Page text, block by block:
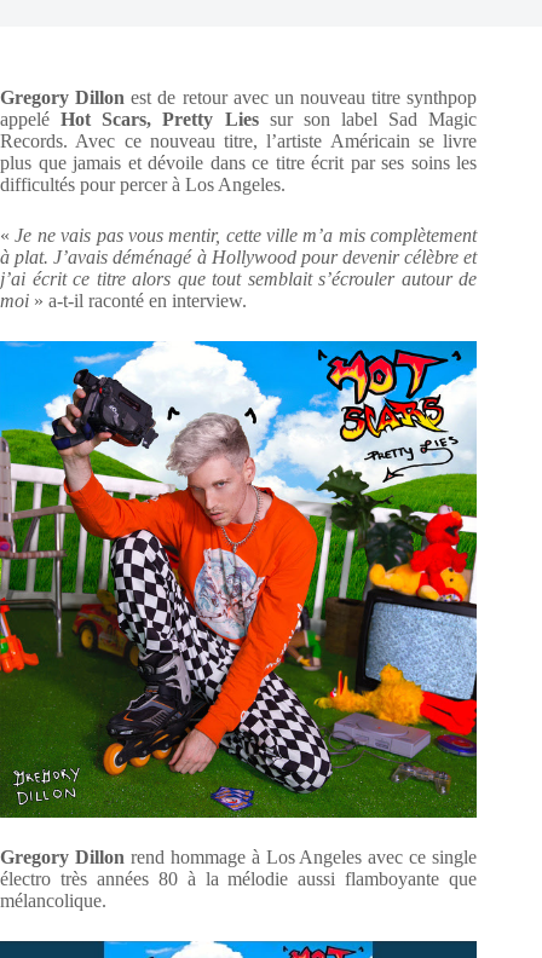
Gregory Dillon est de retour avec un nouveau titre synthpop
appeléHot Scars, Pretty Lies sur son label Sad Magic
Records. Avec ce nouveau titre, l’artiste Américain se livre
plus que jamais et dévoile dans ce titre écrit par ses soins les
difficultés pour percer à Los Angeles.
«Je ne vais pas vous mentir, cette ville m’a mis complètement
à plat. J’avais déménagé à Hollywood pour devenir célèbre et
j’ai écrit ce titre alors que tout semblait s’écrouler autour de
moi » a-t-il raconté en interview.
Gregory Dillon rend hommage à Los Angeles avec ce single
électro très années 80 à la mélodie aussi flamboyante que
mélancolique.